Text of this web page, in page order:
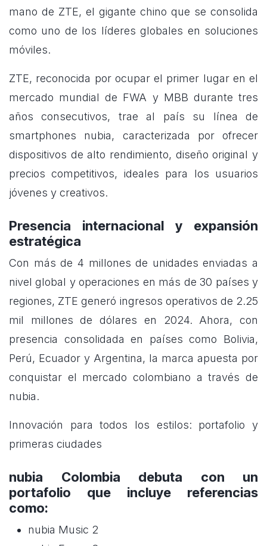
mano de ZTE, el gigante chino que se consolida
como uno de los líderes globales en soluciones
móviles.
ZTE, reconocida por ocupar el primer lugar en el
mercado mundial de FWA y MBB durante tres
años consecutivos, trae al país su línea de
smartphones nubia, caracterizada por ofrecer
dispositivos de alto rendimiento, diseño original y
precios competitivos, ideales para los usuarios
jóvenes y creativos.
Presencia internacional y expansión
estratégica
Con más de 4 millones de unidades enviadas a
nivel global y operaciones en más de 30 países y
regiones, ZTE generó ingresos operativos de 2.25
mil millones de dólares en 2024. Ahora, con
presencia consolidada en países como Bolivia,
Perú, Ecuador y Argentina, la marca apuesta por
conquistar el mercado colombiano a través de
nubia.
Innovación para todos los estilos: portafolio y
primeras ciudades
nubia Colombia debuta con un
portafolio que incluye referencias
como:
nubia Music 2